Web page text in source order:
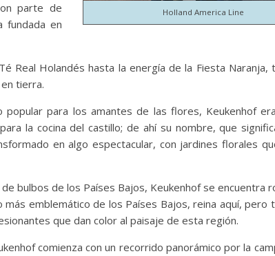
Holland America Line
parte de
fundada en
Real Holandés hasta la energía de la Fiesta Naranja,
tierra.
para los amantes de las flores, Keukenhof
la cocina del castillo; de ahí su nombre, que
en algo espectacular, con jardines florales
bulbos de los Países Bajos, Keukenhof se encuentra
emblemático de los Países Bajos, reina aquí, pero
que dan color al paisaje de esta región.
comienza con un recorrido panorámico por la